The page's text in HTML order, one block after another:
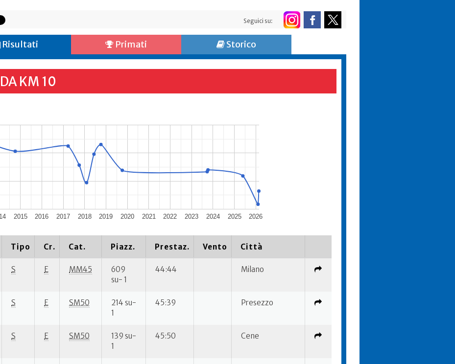
Seguici su:
Risultati Primati Storico
KM 10
2015 2016 2017 2018 2019 2020 2021 2022 2023 2024 2025 2026
Tipo Cr. Cat. Piazz. Prestaz. Vento Città
S E MM45
609
su- 1
44:44 Milano
S E SM50
214 su-
1
45:39 Presezzo
S E SM50
139 su-
1
45:50 Cene